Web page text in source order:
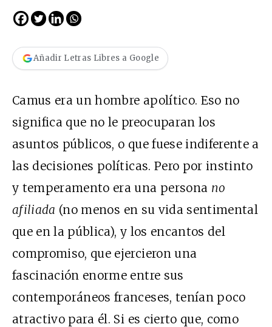
Añadir Letras Libres a Google
Camus era un hombre apolítico. Eso no
significa que no le preocuparan los
asuntos públicos, o que fuese indiferente a
las decisiones políticas. Pero por instinto
y temperamento era una persona no
afiliada (no menos en su vida sentimental
que en la pública), y los encantos del
compromiso, que ejercieron una
fascinación enorme entre sus
contemporáneos franceses, tenían poco
atractivo para él. Si es cierto que, como